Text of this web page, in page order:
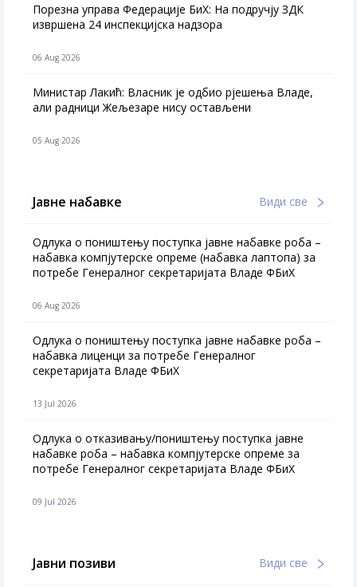
Порезна управа Федерације БиХ: На подручју ЗДК
извршена 24 инспекцијска надзора
06 Aug 2026
Министар Лакић: Власник је одбио рјешења Владе,
али радници Жељезаре нису остављени
05 Aug 2026
Јавне набавке Види све
Одлука о поништењу поступка јавне набавке роба –
набавка компјутерске опреме (набавка лаптопа) за
потребе Генералног секретаријата Владе ФБиХ
06 Aug 2026
Одлука о поништењу поступка јавне набавке роба –
набавка лиценци за потребе Генералног
секретаријата Владе ФБиХ
13 Jul 2026
Одлука о отказивању/поништењу поступка јавне
набавке роба – набавка компјутерске опреме за
потребе Генералног секретаријата Владе ФБиХ
09 Jul 2026
Јавни позиви Види све